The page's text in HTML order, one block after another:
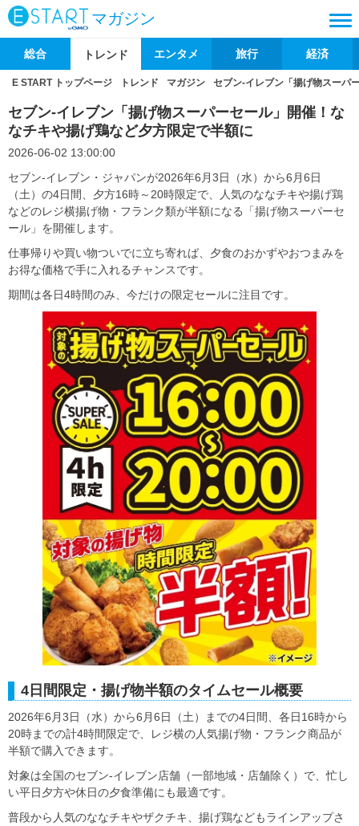
マガジン
総合 トレンド エンタメ 旅行 経済
E START トップページ トレンド マガジン セブン‐イレブン「揚げ物スーパ
セブン‐イレブン「揚げ物スーパーセール」開催！な
なチキや揚げ鶏など夕方限定で半額に
2026-06-02 13:00:00
セブン‐イレブン・ジャパンが2026年6月3日（水）から6月6日
（土）の4日間、夕方16時～20時限定で、人気のななチキや揚げ鶏
などのレジ横揚げ物・フランク類が半額になる「揚げ物スーパーセ
ール」を開催します。
仕事帰りや買い物ついでに立ち寄れば、夕食のおかずやおつまみを
お得な価格で手に入れるチャンスです。
期間は各日4時間のみ、今だけの限定セールに注目です。
4日間限定・揚げ物半額のタイムセール概要
2026年6月3日（水）から6月6日（土）までの4日間、各日16時から
20時までの計4時間限定で、レジ横の人気揚げ物・フランク商品が
半額で購入できます。
対象は全国のセブン‐イレブン店舗（一部地域・店舗除く）で、忙し
い平日夕方や休日の夕食準備にも最適です。
普段から人気のななチキやザクチキ、揚げ鶏などもラインアップさ